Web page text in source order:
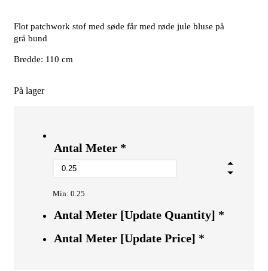
Flot patchwork stof med søde får med røde jule bluse på
grå bund
Bredde: 110 cm
På lager
Antal Meter *
Min: 0.25
Antal Meter [Update Quantity] *
Antal Meter [Update Price] *